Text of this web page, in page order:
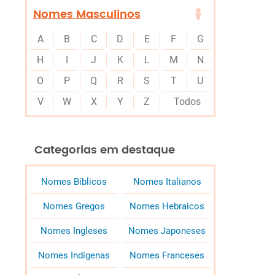
Nomes Masculinos
A B C D E F
G
H
I J K L M
N
O
P Q R S T
U
V
W X Y Z Todos
Categorias em destaque
Nomes Bíblicos Nomes Italianos
Nomes Gregos Nomes Hebraicos
Nomes Ingleses Nomes Japoneses
Nomes Indígenas Nomes Franceses